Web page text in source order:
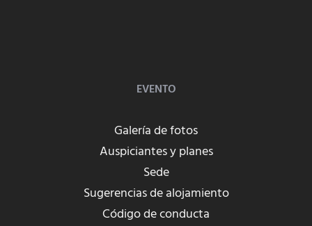
EVENTO
Galería de fotos
Auspiciantes y planes
Sede
Sugerencias de alojamiento
Código de conducta